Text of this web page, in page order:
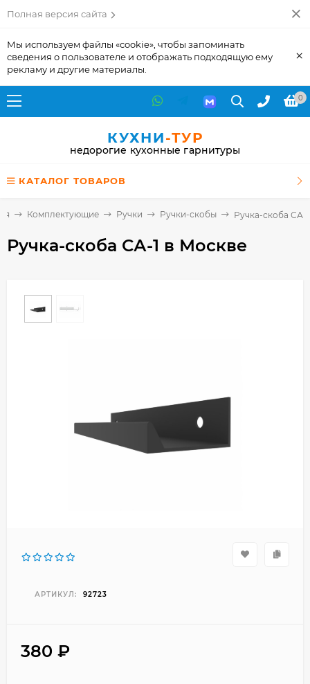
Полная версия сайта
Мы используем файлы «cookie», чтобы запоминать
сведения о пользователе и отображать подходящую ему
рекламу и другие материалы.
×
0
КУХНИ-ТУР
недорогие кухонные гарнитуры
КАТАЛОГ ТОВАРОВ
Комплектующие Ручки Ручки-скобы Ручка-скоба СА-1
Ручка-скоба СА-1 в Москве
АРТИКУЛ: 92723
380 ₽